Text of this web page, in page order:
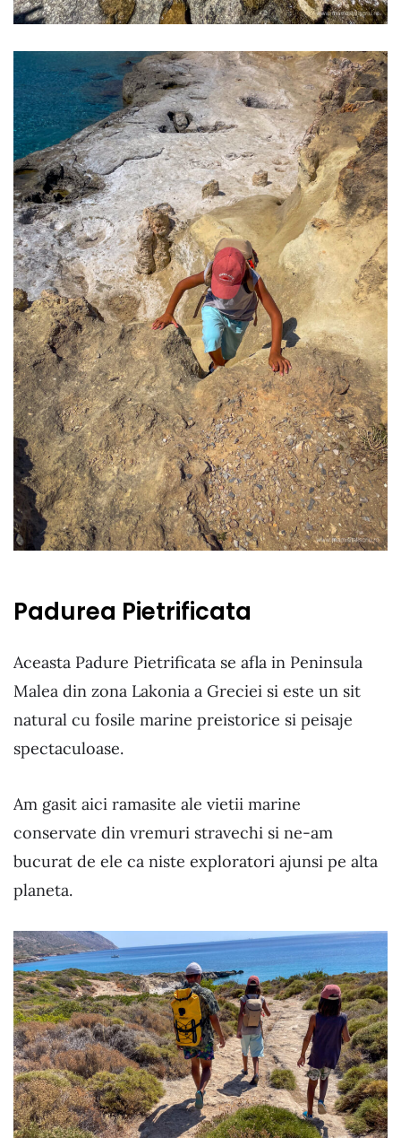
Padurea Pietrificata
Aceasta Padure Pietrificata se afla in Peninsula
Malea din zona Lakonia a Greciei si este un sit
natural cu fosile marine preistorice si peisaje
spectaculoase.
Am gasit aici ramasite ale vietii marine
conservate din vremuri stravechi si ne-am
bucurat de ele ca niste exploratori ajunsi pe alta
planeta.